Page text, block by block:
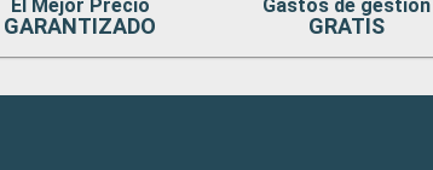
El Mejor Precio
GARANTIZADO
Gastos de gestion
GRATIS